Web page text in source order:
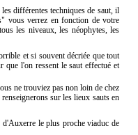
différentes techniques de saut, il
vous verrez en fonction de votre
les niveaux, les néophytes, les
et si souvent décriée que tout
que l'on ressent le saut effectué et
ne trouviez pas non loin de chez
sur les lieux sauts en
d'Auxerre le plus proche viaduc de